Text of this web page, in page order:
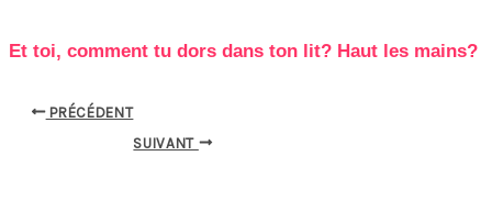
Et toi, comment tu dors dans ton lit? Haut les mains?
PRÉCÉDENT
SUIVANT